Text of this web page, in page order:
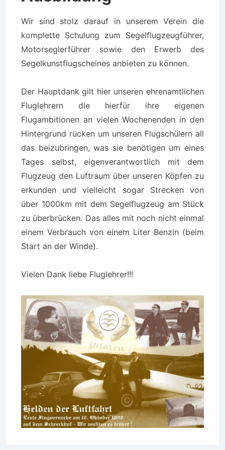
Wir sind stolz darauf in unserem Verein die
komplette Schulung zum Segelflugzeugführer,
Motorseglerführer sowie den Erwerb des
Segelkunstflugscheines anbieten zu können.
Der Hauptdank gilt hier unseren ehrenamtlichen
Fluglehrern die hierfür ihre eigenen
Flugambitionen an vielen Wochenenden in den
Hintergrund rücken um unseren Flugschülern all
das beizubringen, was sie benötigen um eines
Tages selbst, eigenverantwortlich mit dem
Flugzeug den Luftraum über unseren Köpfen zu
erkunden und vielleicht sogar Strecken von
über 1000km mit dem Segelflugzeug am Stück
zu überbrücken. Das alles mit noch nicht einmal
einem Verbrauch von einem Liter Benzin (beim
Start an der Winde).
Vielen Dank liebe Fluglehrer!!!